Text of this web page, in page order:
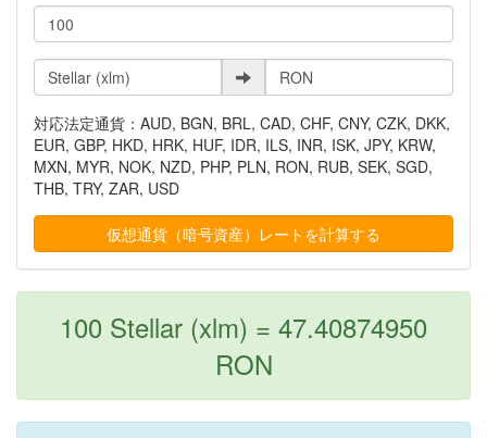
対応法定通貨：AUD, BGN, BRL, CAD, CHF, CNY, CZK, DKK,
EUR, GBP, HKD, HRK, HUF, IDR, ILS, INR, ISK, JPY, KRW,
MXN, MYR, NOK, NZD, PHP, PLN, RON, RUB, SEK, SGD,
THB, TRY, ZAR, USD
100 Stellar (xlm) = 47.40874950
RON